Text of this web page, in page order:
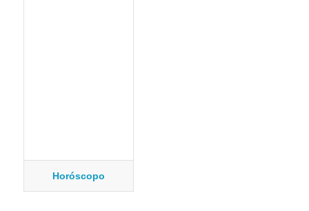
Horóscopo